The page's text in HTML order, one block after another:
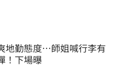
地勤態度…師姐喊行李有
！下場曝